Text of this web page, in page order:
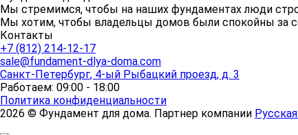
Мы стремимся, чтобы на наших фундаментах люди
Мы хотим, чтобы владельцы домов были спокойны за
Контакты
+7 (812) 214-12-17
sale@fundament-dlya-doma.com
Санкт-Петербург, 4-ый Рыбацкий проезд, д. 3
Работаем: 09:00 - 18:00
Политика конфиденциальности
2026 © Фундамент для дома. Партнер компании